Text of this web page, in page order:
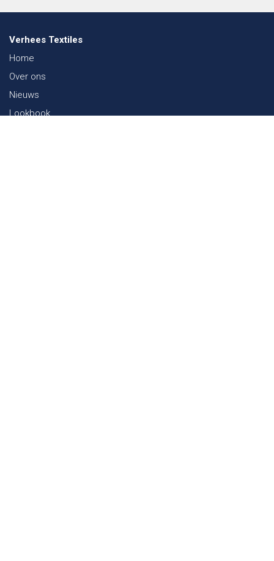
Verhees Textiles
Home
Over ons
Nieuws
Lookbook